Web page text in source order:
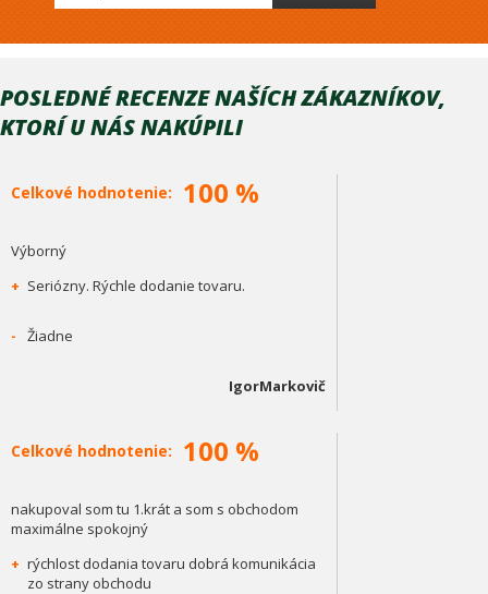
POSLEDNÉ RECENZE NAŠÍCH ZÁKAZNÍKOV,
KTORÍ U NÁS NAKÚPILI
Celkové hodnotenie: 100 %
Výborný
+ Seriózny. Rýchle dodanie tovaru.
- Žiadne
IgorMarkovič
Celkové hodnotenie: 100 %
nakupoval som tu 1.krát a som s obchodom
maximálne spokojný
+ rýchlost dodania tovaru dobrá komunikácia
zo strany obchodu